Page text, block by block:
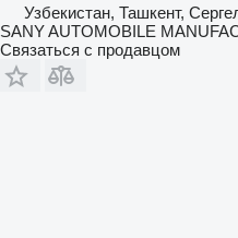
Узбекистан, Ташкент,
SANY AUTOMOBILE
Связаться с продавцом